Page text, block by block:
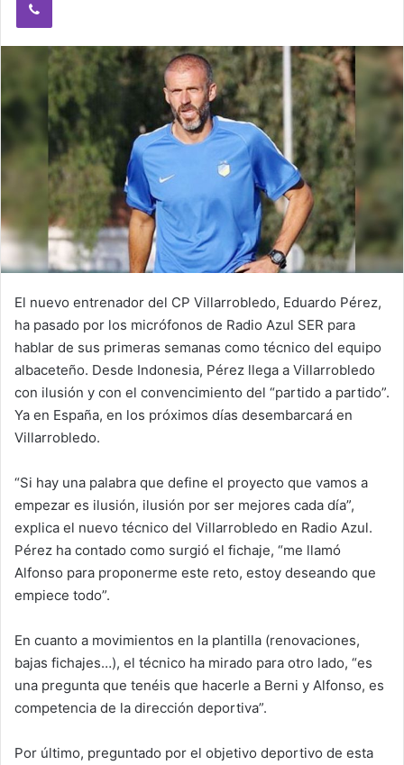
El nuevo entrenador del CP Villarrobledo, Eduardo Pérez,
ha pasado por los micrófonos de Radio Azul SER para
hablar de sus primeras semanas como técnico del equipo
albaceteño. Desde Indonesia, Pérez llega a Villarrobledo
con ilusión y con el convencimiento del “partido a partido”.
Ya en España, en los próximos días desembarcará en
Villarrobledo.
“Si hay una palabra que define el proyecto que vamos a
empezar es ilusión, ilusión por ser mejores cada día”,
explica el nuevo técnico del Villarrobledo en Radio Azul.
Pérez ha contado como surgió el fichaje, “me llamó
Alfonso para proponerme este reto, estoy deseando que
empiece todo”.
En cuanto a movimientos en la plantilla (renovaciones,
bajas fichajes…), el técnico ha mirado para otro lado, “es
una pregunta que tenéis que hacerle a Berni y Alfonso, es
competencia de la dirección deportiva”.
Por último, preguntado por el objetivo deportivo de esta